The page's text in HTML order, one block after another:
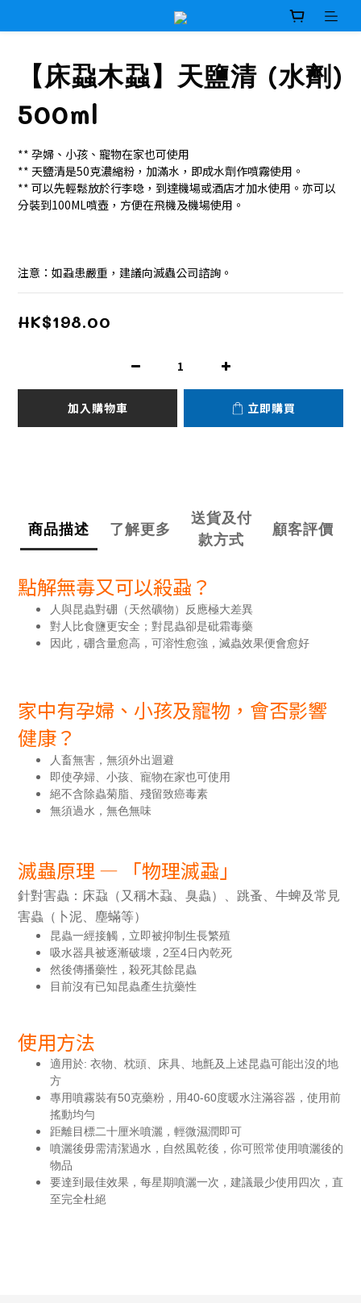
【床蝨木蝨】天鹽清 (水劑)
500ml
** 孕婦、小孩、寵物在家也可使用
** 天鹽清是50克濃縮粉，加滿水，即成水劑作噴霧使用。
** 可以先輕鬆放於行李喼，到達機場或酒店才加水使用。亦可以
分裝到100ML噴壺，方便在飛機及機場使用。
注意：如蝨患嚴重，建議向滅蟲公司諮詢。
HK$198.00
加入購物車 立即購買
商品描述 了解更多
送貨及付
款方式
顧客評價
點解無毒又可以殺蝨？
人與昆蟲對硼（天然礦物）反應極大差異
對人比食鹽更安全；對昆蟲卻是砒霜毒藥
因此，硼含量愈高，可溶性愈強，滅蟲效果便會愈好
家中有孕婦、小孩及寵物，會否影響
健康？
人畜無害， 無須外出迴避
即使孕婦、小孩、寵物在家也可使用
絕不含除蟲菊脂、殘留致癌毒素
無須過水，無色無味
滅蟲原理 — 「物理滅蝨」
針對害蟲：床蝨（又稱木蝨、臭蟲）、跳蚤、牛蜱及常見
害蟲（卜泥、塵蟎等）
昆蟲一經接觸，立即被抑制生長繁殖
吸水器具被逐漸破壞，2至4日內乾死
然後傳播藥性，殺死其餘昆蟲
目前沒有已知昆蟲產生抗藥性
使用方法
適用於: 衣物、枕頭、床具、地氈及上述昆蟲可能出沒的地
方
專用噴霧裝有50克藥粉，用40-60度暖水注滿容器，使用前
搖動均勻
距離目標二十厘米噴灑，輕微濕潤即可
噴灑後毋需清潔過水，自然風乾後，你可照常使用噴灑後的
物品
要達到最佳效果，每星期噴灑一次，建議最少使用四次，直
至完全杜絕